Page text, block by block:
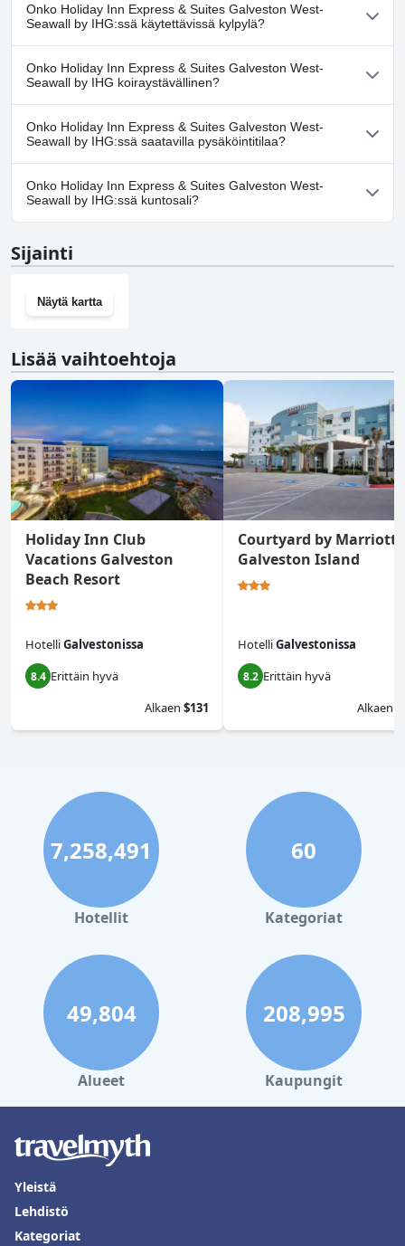
IHG:ssä on uima-allas/altaita, jotka kuuluvat yhteen tai
useampaan seuraavista luokista: Ulkouima-allas.
Onko Holiday Inn Express & Suites Galveston West-
Seawall by IHG:ssä käytettävissä kylpylä?
Ei, Holiday Inn Express & Suites Galveston West-Seawall by IHG ei
tarjoa kylpylää.
Onko Holiday Inn Express & Suites Galveston West-
Seawall by IHG koiraystävällinen?
Ei, Holiday Inn Express & Suites Galveston West-Seawall by IHG ei
salli koiria.
Onko Holiday Inn Express & Suites Galveston West-
Seawall by IHG:ssä saatavilla pysäköintitilaa?
Kyllä, Holiday Inn Express & Suites Galveston West-Seawall by
IHG tarjoaa pysäköintimahdollisuuden.
Onko Holiday Inn Express & Suites Galveston West-
Seawall by IHG:ssä kuntosali?
IHG on kuntosali.
Sijainti
Näytä kartta
Lisää vaihtoehtoja
Holiday Inn Club
Vacations Galveston
Beach Resort
HotelliGalvestonissa
8.4 Erittäin hyvä
Alkaen $131
Courtyard by Marriott
Galveston Island
HotelliGalvestonissa
8.2 Erittäin hyvä
Alkaen
7,258,491
Hotellit
60
Kategoriat
49,804
Alueet
208,995
Kaupungit
Yleistä
Lehdistö
Kategoriat